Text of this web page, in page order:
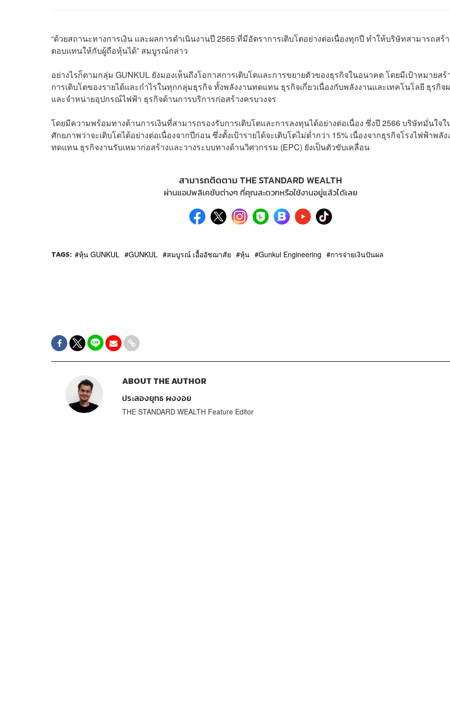
“ด้วยสถานะทางการเงิน และผลการดำเนินงานปี 2565 ที่มีอัตราการเติบโตอย่างต่อเนื่องทุกปี ทำให้บริษัทสามารถสร้
ตอบแทนให้กับผู้ถือหุ้นได้” สมบูรณ์กล่าว
อย่างไรก็ตามกลุ่ม GUNKUL ยังมองเห็นถึงโอกาสการเติบโตและการขยายตัวของธุรกิจในอนาคต โดยมีเป้าหมายสร้
การเติบโตของรายได้และกำไรในทุกกลุ่มธุรกิจ ทั้งพลังงานทดแทน ธุรกิจเกี่ยวเนื่องกับพลังงานและเทคโนโลยี ธุรกิจ
และจำหน่ายอุปกรณ์ไฟฟ้า ธุรกิจด้านการบริการก่อสร้างครบวงจร
โดยมีความพร้อมทางด้านการเงินที่สามารถรองรับการเติบโตและการลงทุนได้อย่างต่อเนื่อง ซึ่งปี 2566 บริษัทมั่นใจใ
ศักยภาพว่าจะเติบโตได้อย่างต่อเนื่องจากปีก่อน ซึ่งตั้งเป้ารายได้จะเติบโตไม่ต่ำกว่า 15% เนื่องจากธุรกิจโรงไฟฟ้าพลัง
ทดแทน ธุรกิจงานรับเหมาก่อสร้างและวางระบบทางด้านวิศวกรรม (EPC) ยังเป็นตัวขับเคลื่อน
สามารถติดตาม THE STANDARD WEALTH
ผ่านแอปพลิเคชันต่างๆ ที่คุณสะดวกหรือใช้งานอยู่แล้วได้เลย
TAGS: หุ้น GUNKUL GUNKUL สมบูรณ์ เอื้ออัชฌาสัย หุ้น Gunkul Engineering การจ่ายเงินปันผล
ABOUT THE AUTHOR
ประลองยุทธ ผงงอย
THE STANDARD WEALTH Feature Editor